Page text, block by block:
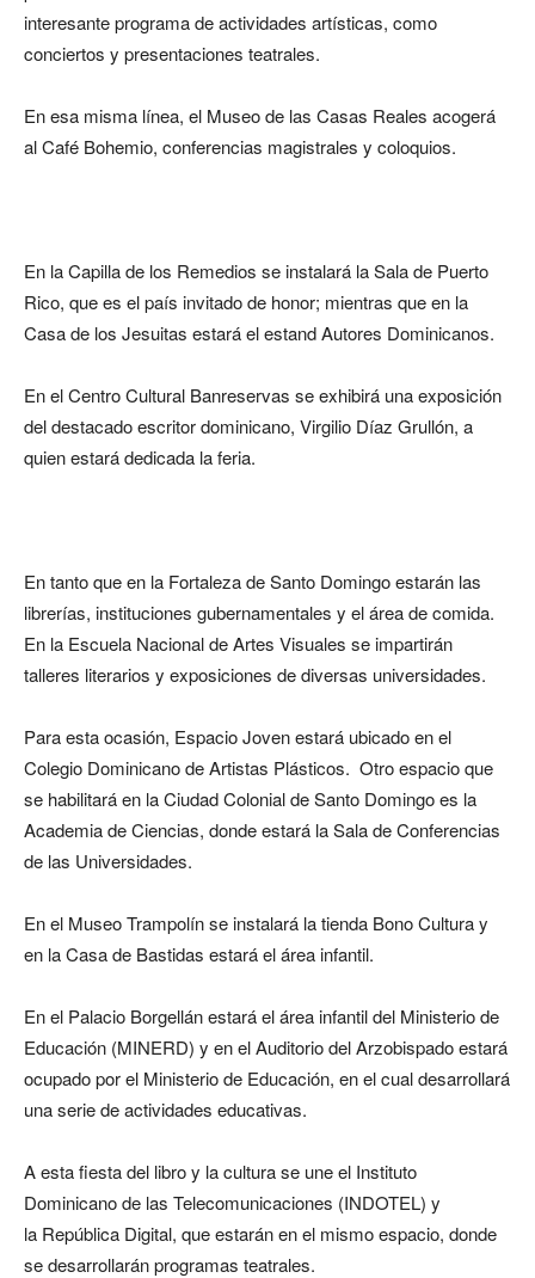
interesante programa de actividades artísticas, como
conciertos y presentaciones teatrales.
En esa misma línea, el Museo de las Casas Reales acogerá
al Café Bohemio, conferencias magistrales y coloquios.
En la Capilla de los Remedios se instalará la Sala de Puerto
Rico, que es el país invitado de honor; mientras que en la
Casa de los Jesuitas estará el estand Autores Dominicanos.
En el Centro Cultural Banreservas se exhibirá una exposición
del destacado escritor dominicano, Virgilio Díaz Grullón, a
quien estará dedicada la feria.
En tanto que en la Fortaleza de Santo Domingo estarán las
librerías, instituciones gubernamentales y el área de comida.
En la Escuela Nacional de Artes Visuales se impartirán
talleres literarios y exposiciones de diversas universidades.
Para esta ocasión, Espacio Joven estará ubicado en el
Colegio Dominicano de Artistas Plásticos. Otro espacio que
se habilitará en la Ciudad Colonial de Santo Domingo es la
Academia de Ciencias, donde estará la Sala de Conferencias
de las Universidades.
En el Museo Trampolín se instalará la tienda Bono Cultura y
en la Casa de Bastidas estará el área infantil.
En el Palacio Borgellán estará el área infantil del Ministerio de
Educación (MINERD) y en el Auditorio del Arzobispado estará
ocupado por el Ministerio de Educación, en el cual desarrollará
una serie de actividades educativas.
A esta fiesta del libro y la cultura se une el Instituto
Dominicano de las Telecomunicaciones (INDOTEL) y
la República Digital, que estarán en el mismo espacio, donde
se desarrollarán programas teatrales.